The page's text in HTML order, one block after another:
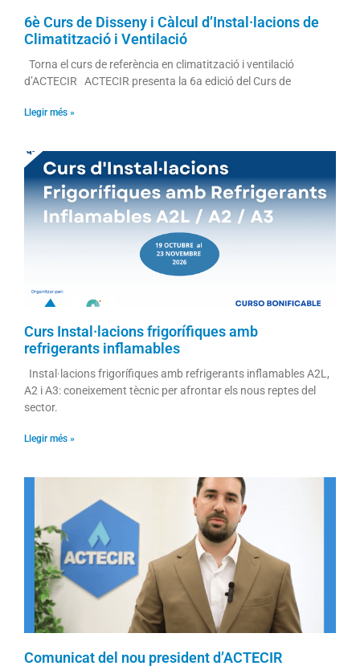
6è Curs de Disseny i Càlcul d’Instal·lacions de
Climatització i Ventilació
Torna el curs de referència en climatització i ventilació
d’ACTECIR ACTECIR presenta la 6a edició del Curs de
Llegir més »
Curs Instal·lacions frigorífiques amb
refrigerants inflamables
Instal·lacions frigorífiques amb refrigerants inflamables A2L,
A2 i A3: coneixement tècnic per afrontar els nous reptes del
sector.
Llegir més »
Comunicat del nou president d’ACTECIR